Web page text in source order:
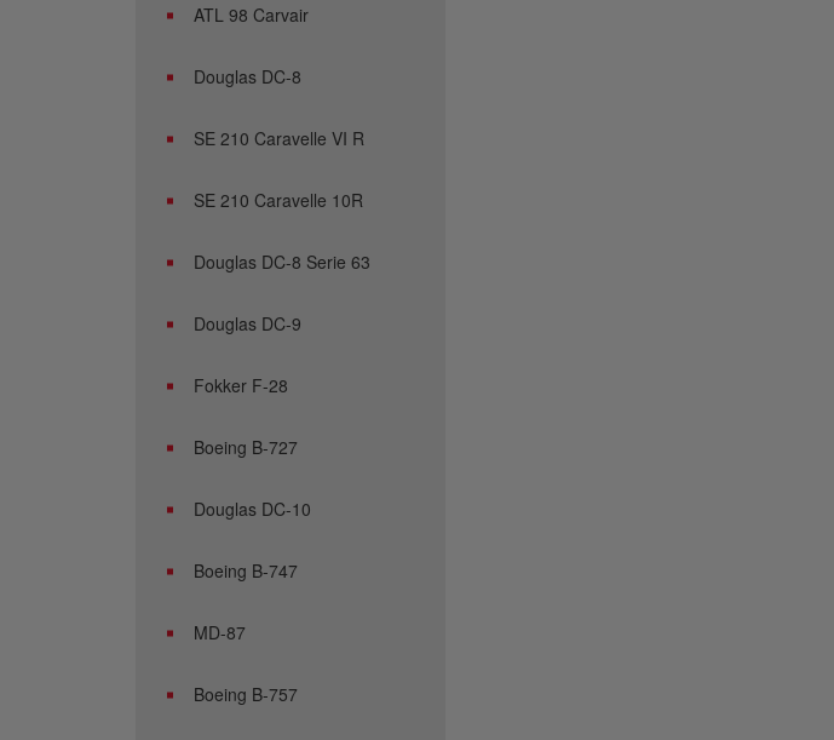
ATL 98 Carvair
Douglas DC-8
SE 210 Caravelle VI R
SE 210 Caravelle 10R
Douglas DC-8 Serie 63
Douglas DC-9
Fokker F-28
Boeing B-727
Douglas DC-10
Boeing B-747
MD-87
Boeing B-757